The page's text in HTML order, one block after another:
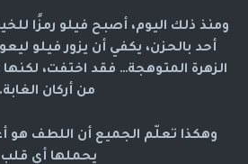
ومنذ ذلك اليوم، أصبح فيلو رمزًا
أحد بالحزن، يكفي أن يزور فيلو
الزهرة المتوهجة… فقد اختفت،
من أركان الغابة.
وهكذا تعلّم الجميع أن اللطف هو
يحملها أي